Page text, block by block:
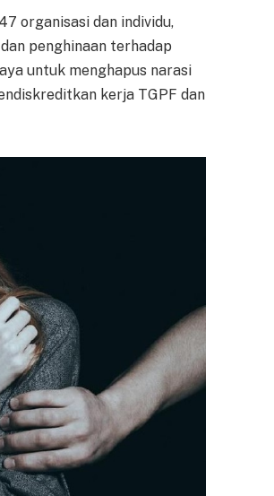
organisasi dan individu,
penghinaan terhadap
untuk menghapus narasi
kerja TGPF dan